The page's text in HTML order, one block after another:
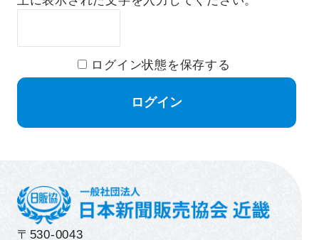
ログイン状態を保存する
〒530-0043